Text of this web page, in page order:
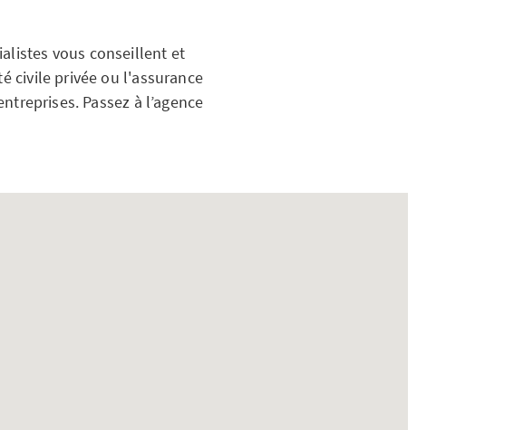
vous conseillent et
civile privée ou l'assurance
Passez à l’agence